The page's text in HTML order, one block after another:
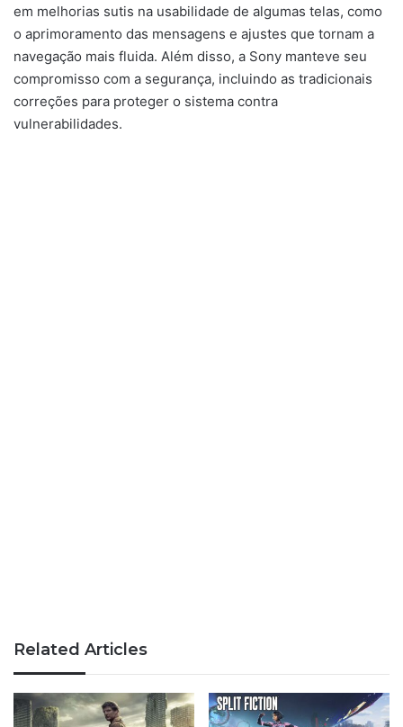
em melhorias sutis na usabilidade de algumas telas, como
o aprimoramento das mensagens e ajustes que tornam a
navegação mais fluida. Além disso, a Sony manteve seu
compromisso com a segurança, incluindo as tradicionais
correções para proteger o sistema contra
vulnerabilidades.
Related Articles